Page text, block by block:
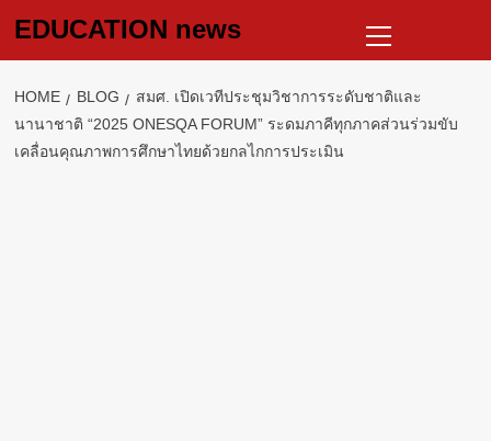
EDUCATION news
Menu
HOME BLOG
สมศ. เปิดเวทีประชุมวิชาการระดับชาติและ
นานาชาติ “2025 ONESQA FORUM” ระดมภาคีทุกภาคส่วนร่วมขับ
เคลื่อนคุณภาพการศึกษาไทยด้วยกลไกการประเมิน